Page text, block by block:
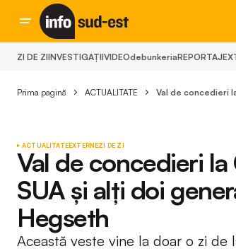
ZI DE ZIINVESTIGAȚIIVIDEOdebunkeriaREPORTAJ
Prima pagină ACTUALITATE Val de concedieri
ACTUALITATEEXTERNEZI DE ZI
Val de concedieri
SUA și alți doi
Hegseth
Această veste vine la doar o zi